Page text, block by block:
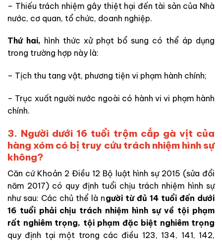
– Thiếu trách nhiệm gây thiệt hại đến tài sản của Nhà
nước, cơ quan, tổ chức, doanh nghiệp.
Thứ hai, hình thức xử phạt bổ sung có thể áp dụng
trong trường hợp này là:
– Tịch thu tang vật, phương tiện vi phạm hành chính;
– Trục xuất người nước ngoài có hành vi vi phạm hành
chính.
3. Người dưới 16 tuổi trộm cắp gà vịt của
hàng xóm có bị truy cứu trách nhiệm hình sự
không?
Căn cứ Khoản 2 Điều 12 Bộ luật hình sự 2015 (sửa đổi
năm 2017) có quy định tuổi chịu trách nhiệm hình sự
như sau: Các chủ thể là người từ đủ 14 tuổi đến dưới
16 tuổi phải chịu trách nhiệm hình sự về tội phạm
rất nghiêm trọng, tội phạm đặc biệt nghiêm trọng
quy định tại một trong các điều 123, 134, 141, 142,